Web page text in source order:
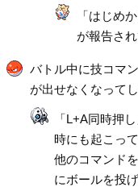
「はじめ
が報告さ
バトル中に技コマ
が出せなくなってし
「L+A同時押
時にも起こっ
他のコマンド
にボールを投